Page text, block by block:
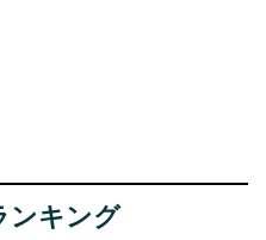
ンキング